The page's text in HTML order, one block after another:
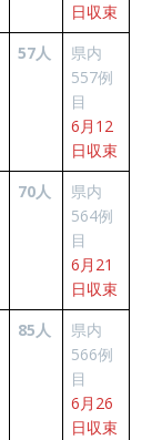
日収束
57人
県内
557例
目
6月12
日収束
70人
県内
564例
目
6月21
日収束
85人
県内
566例
目
6月26
日収束